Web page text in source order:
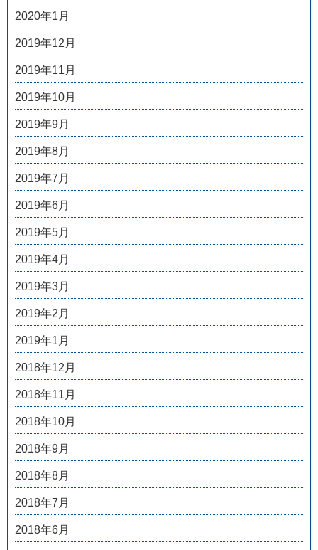
2020年1月
2019年12月
2019年11月
2019年10月
2019年9月
2019年8月
2019年7月
2019年6月
2019年5月
2019年4月
2019年3月
2019年2月
2019年1月
2018年12月
2018年11月
2018年10月
2018年9月
2018年8月
2018年7月
2018年6月